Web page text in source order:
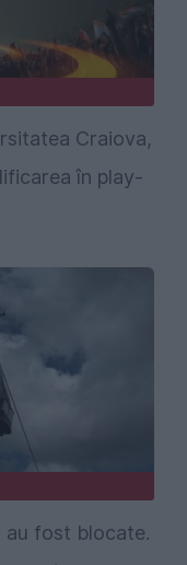
Craiova,
în play-
au fost blocate.